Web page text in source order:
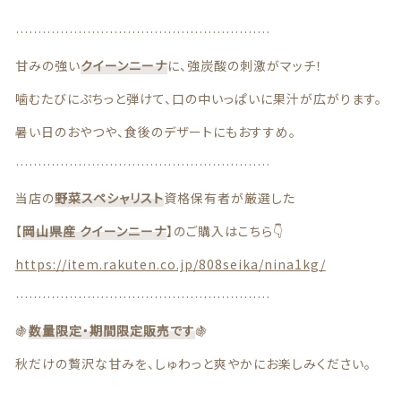
…………………………………………………
甘みの強いクイーンニーナに、強炭酸の刺激がマッチ！
噛むたびにぷちっと弾けて、口の中いっぱいに果汁が広がります。
暑い日のおやつや、食後のデザートにもおすすめ。
…………………………………………………
当店の野菜スペシャリスト資格保有者が厳選した
【岡山県産 クイーンニーナ】のご購入はこちら👇
https://item.rakuten.co.jp/808seika/nina1kg/
…………………………………………………
🍇数量限定・期間限定販売です🍇
秋だけの贅沢な甘みを、しゅわっと爽やかにお楽しみください。
特定商取引法に基づく表記
お問い合わせ
808青果店 公式YouTube